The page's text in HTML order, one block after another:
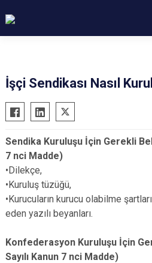
İşçi Sendikası Nasıl
Sendika Kuruluşu İçin Gerekli
7 nci Madde)
•Dilekçe,
•Kuruluş tüzüğü,
•Kurucuların kurucu olabilme
eden yazılı beyanları.
Konfederasyon Kuruluşu İçin
Sayılı Kanun 7 nci Madde)